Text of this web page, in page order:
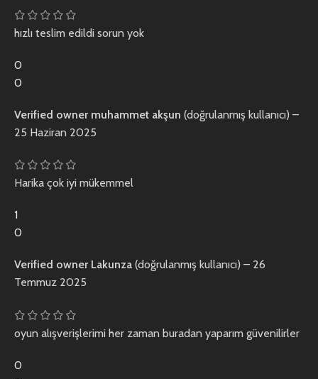
hızlı teslim edildi sorun yok
0
0
Verified owner muhammet akşun (doğrulanmış kullanıcı) –
25 Haziran 2025
Harika çok iyi mükemmel
1
0
Verified owner Lakunza (doğrulanmış kullanıcı) – 26
Temmuz 2025
oyun alışverişlerimi her zaman buradan yaparım güvenilirler
0